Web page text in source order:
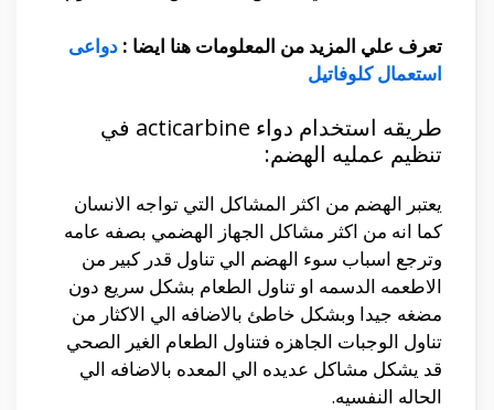
تعرف علي المزيد من المعلومات هنا ايضا : دواعى
استعمال كلوفاتيل
طريقه استخدام دواء acticarbine في
تنظيم عمليه الهضم:
يعتبر الهضم من اكثر المشاكل التي تواجه الانسان
كما انه من اكثر مشاكل الجهاز الهضمي بصفه عامه
وترجع اسباب سوء الهضم الي تناول قدر كبير من
الاطعمه الدسمه او تناول الطعام بشكل سريع دون
مضغه جيدا وبشكل خاطئ بالاضافه الي الاكثار من
تناول الوجبات الجاهزه فتناول الطعام الغير الصحي
قد يشكل مشاكل عديده الي المعده بالاضافه الي
الحاله النفسيه.